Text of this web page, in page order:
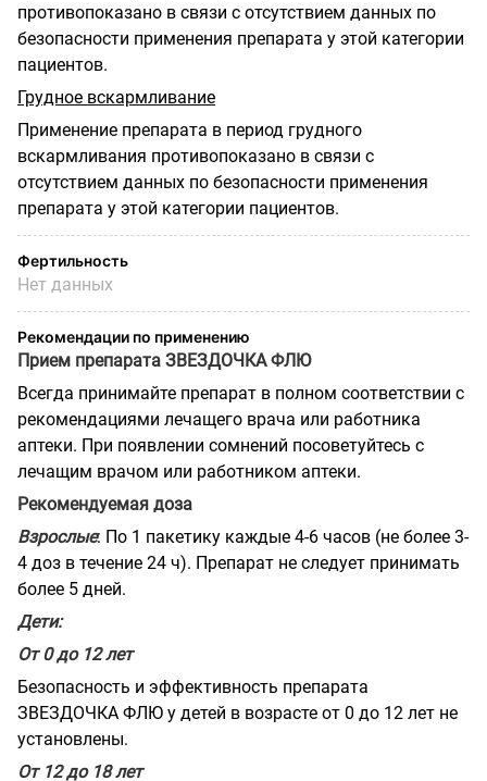
противопоказано в связи с отсутствием данных по
безопасности применения препарата у этой категории
пациентов.
Грудное вскармливание
Применение препарата в период грудного
вскармливания противопоказано в связи с
отсутствием данных по безопасности применения
препарата у этой категории пациентов.
Фертильность
Нет данных
Рекомендации по применению
Прием препарата ЗВЕЗДОЧКА ФЛЮ
Всегда принимайте препарат в полном соответствии с
рекомендациями лечащего врача или работника
аптеки. При появлении сомнений посоветуйтесь с
лечащим врачом или работником аптеки.
Рекомендуемая доза
Взрослые: По 1 пакетику каждые 4-6 часов (не более 3-
4 доз в течение 24 ч). Препарат не следует принимать
более 5 дней.
Дети:
От 0 до 12 лет
Безопасность и эффективность препарата
ЗВЕЗДОЧКА ФЛЮ у детей в возрасте от 0 до 12 лет не
установлены.
От 12 до 18 лет